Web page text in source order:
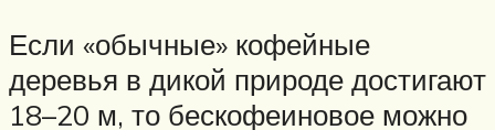
Если «обычные» кофейные
деревья в дикой природе достигают
18–20 м, то бескофеиновое можно